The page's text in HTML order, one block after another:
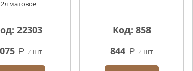
2л матовое
22303
q шт
Код: 858
844 q шт